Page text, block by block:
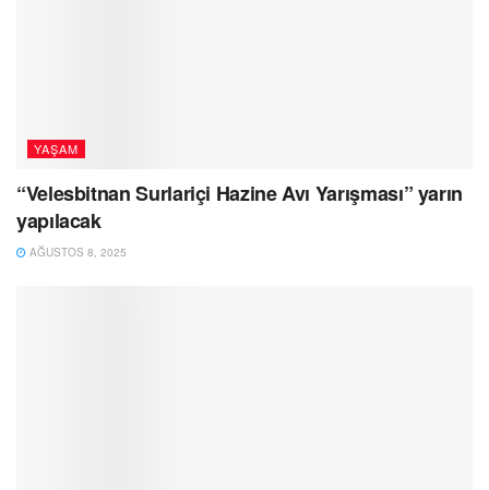
YAŞAM
“Velesbitnan Surlariçi Hazine Avı Yarışması” yarın
yapılacak
AĞUSTOS 8, 2025